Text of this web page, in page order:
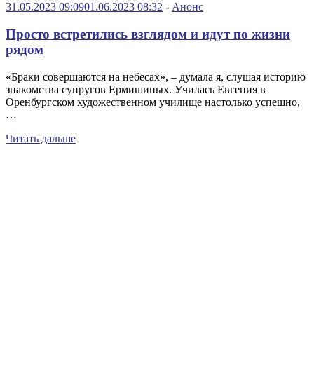
31.05.2023 09:0901.06.2023 08:32 - Анонс
Просто встретились взглядом и идут по жизни
рядом
«Браки совершаются на небесах», – думала я, слушая историю
знакомства супругов Ермишиных. Училась Евгения в
Оренбургском художественном училище настолько успешно,
…
Читать дальше